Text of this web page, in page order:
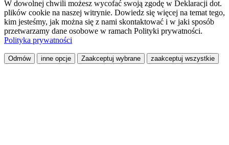
W dowolnej chwili możesz wycofać swoją zgodę w Deklaracji dot.
plików cookie na naszej witrynie. Dowiedz się więcej na temat tego,
kim jesteśmy, jak można się z nami skontaktować i w jaki sposób
przetwarzamy dane osobowe w ramach Polityki prywatności.
Polityka prywatności
Odmów inne opcje Zaakceptuj wybrane zaakceptuj wszystkie